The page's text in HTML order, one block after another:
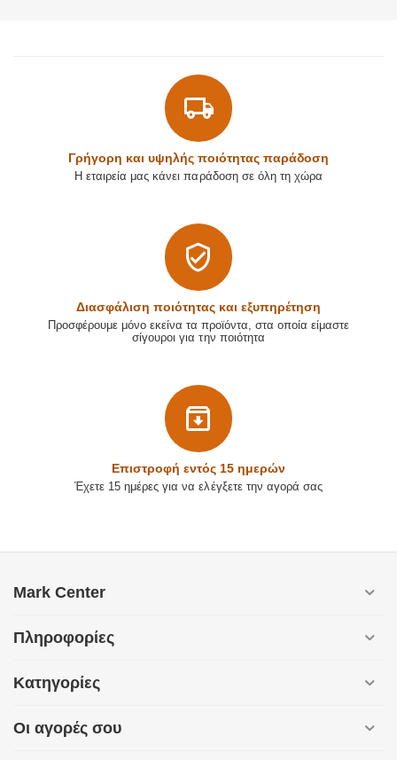
Γρήγορη και υψηλής ποιότητας παράδοση
Η εταιρεία μας κάνει παράδοση σε όλη τη χώρα
Διασφάλιση ποιότητας και εξυπηρέτηση
Προσφέρουμε μόνο εκείνα τα προϊόντα, στα οποία είμαστε
σίγουροι για την ποιότητα
Επιστρoφή εντός 15 ημερών
Έχετε 15 ημέρες για να ελέγξετε την αγορά σας
Mark Center
Πληροφορίες
Κατηγορίες
Οι αγορές σου